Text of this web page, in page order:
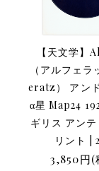
【天文学】
（アルフェ
eratz） アン
α星 Map24
ギリス アン
リント |
3,850円(